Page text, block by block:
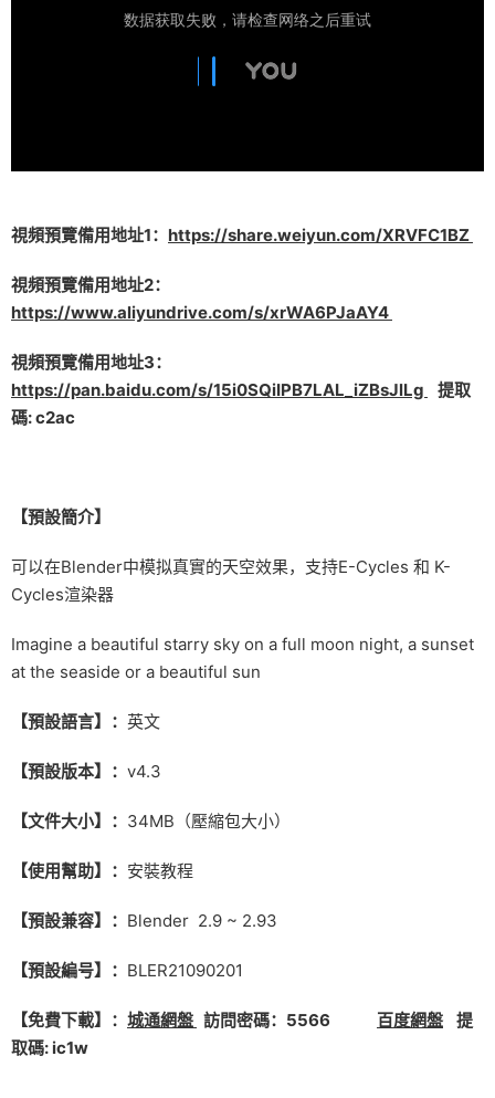
視頻預覽備用地址1： https://share.weiyun.com/XRVFC1BZ
視頻預覽備用地址2：
https://www.aliyundrive.com/s/xrWA6PJaAY4
視頻預覽備用地址3：
https://pan.baidu.com/s/15i0SQiIPB7LAL_iZBsJlLg
提取
碼: c2ac
【預設簡介】
可以在Blender中模拟真實的天空效果，支持E-Cycles 和 K-
Cycles渲染器
Imagine a beautiful starry sky on a full moon night, a sunset
at the seaside or a beautiful sun
【預設語言】： 英文
【預設版本】： v4.3
【文件大小】： 34MB（壓縮包大小）
【使用幫助】： 安裝教程
【預設兼容】： Blender 2.9 ~ 2.93
【預設編号】： BLER21090201
【免費下載】： 城通網盤 訪問密碼：5566 百度網盤 提
取碼: ic1w